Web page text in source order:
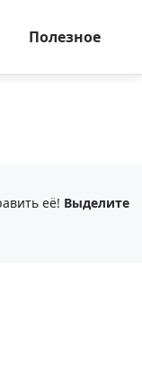
Полезное
её! Выделите